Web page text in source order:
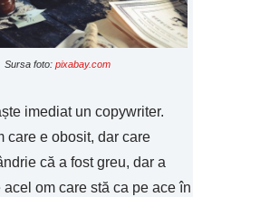
Sursa foto: pixabay.com
imediat un copywriter.
care e obosit, dar care
că a fost greu, dar a
acel om care stă ca pe ace în